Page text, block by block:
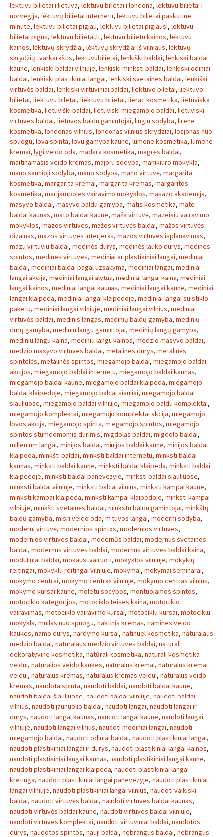
lektuvu bilietai i lietuva, lektuvu bilietai i londona, lektuvu bilietai i
norvegija, lėktuvų bilietai internetu, lektuvu bilietai paskutine
minute, lektuvu bilietai pigiau, lektuvu bilietai pigiausi, lektuvu
bilietai pigus, lektuvu bilietai.lt, lektuvu bilietu kainos, lektuvu
kainos, lėktuvų skrydžiai, lėktuvų skrydžiai iš vilniaus, lėktuvų
skrydžių tvarkaraštis, lektuvubilietai, lenkiški baldai, lenkiski baldai
kaune, lenkiski baldai vilniuje, lenkiski minksti baldai, lenkiski odiniai
baldai, lenkiski plastikiniai langai, lenkiski svetaines baldai, lenkiški
virtuvės baldai, lenkiski virtuviniai baldai, liektuvo biletai, liektuvo
bilietai, liektuvu biletai, liektuvu bilietai, lierac kosmetika, lietuviska
kosmetika, lietuviški baldai, lietuviski miegamojo baldai, lietuviski
virtuves baldai, lietuvos baldu gamintojai, lingiu sodyba, lirene
kosmetika, londonas vilnius, londonas vilnius skrydziai, losjonas nuo
spuogu, lova spinta, lovu gamyba kaune, lumene kosmetika, lumene
kremai, lygi veido oda, madara kosmetika, magrės baldai,
maitinamasis veido kremas, majoru sodyba, manikiuro mokykla,
mano saunioji sodyba, mano sodyba, mano virtuvė, margarita
kosmetika, margarita kremai, margarita kremas, margaritos
kosmetika, marijampoles vairavimo mokyklos, masazo akademija,
masyvo baldai, masyvo baldu gamyba, matis kosmetika, mato
baldai kaunas, mato baldai kaune, maža virtuvė, mazeikiu vairavimo
mokyklos, mazos virtuves, mažos virtuvės baldai, mažos virtuvės
dizainas, mazos virtuves interjeras, mazos virtuves isplanavimas,
mazu virtuviu baldai, medinės durys, medinės lauko durys, medines
spintos, medines virtuves, mediniai ar plastikiniai langai, mediniai
baldai, mediniai baldai pagal uzsakyma, mediniai langai, mediniai
langai akcija, mediniai langai alytus, mediniai langai kaina, mediniai
langai kainos, mediniai langai kaunas, mediniai langai kaune, mediniai
langai klaipeda, mediniai langai klaipedoje, mediniai langai su stiklo
paketu, mediniai langai vilniuje, mediniai langai vilnius, mediniai
virtuvės baldai, medinis langas, medinių baldų gamyba, medinių
durų gamyba, mediniu langu gamintojai, medinių langų gamyba,
mediniu langu kaina, mediniu langu kainos, medzio masyvo baldai,
medzio masyvo virtuves baldai, metalines durys, metalinės
spintelės, metalinės spintos, miegamojo baldai, miegamojo baldai
akcijos, miegamojo baldai internetu, miegamojo baldai kaunas,
miegamojo baldai kaune, miegamojo baldai klaipeda, miegamojo
baldai klaipedoje, miegamojo baldai siauliai, miegamojo baldai
siauliuose, miegamojo baldai vilniuje, miegamojo baldu komplektai,
miegamojo komplektai, miegamojo komplektai akcija, miegamojo
lovos akcija, miegamojo spinta, miegamojo spintos, miegamojo
spintos stumdomomis durimis, migdolas baldai, migdolo baldai,
millenium langai, minijos baldai, minijos baldai kaune, minijos baldai
klaipeda, minkšti baldai, minksti baldai internetu, minksti baldai
kaunas, minksti baldai kaune, minksti baldai klaipeda, minksti baldai
klaipedoje, minksti baldai panevezyje, minksti baldai siauliuose,
minksti baldai vilniuje, minksti baldai vilnius, minksti kampai kaune,
minksti kampai klaipeda, minksti kampai klaipedoje, minksti kampai
vilniuje, minkšti svetainės baldai, minkstu baldu gamintojai, minkštų
baldų gamyba, misri veido oda, mituvos langai, moderni sodyba,
moderni virtuvė, modernios spintos, modernios virtuves,
modernios virtuves baldai, modernūs baldai, modernus svetaines
baldai, modernus virtuves baldai, modernus virtuves baldai kaina,
moduliniai baldai, mokausi vairuoti, mokyklos vilniuje, mokyklų
reitingai, mokyklu reitingai vilniuje, mokymai, mokymai seminarai,
mokymo centrai, mokymo centras vilniuje, mokymo centras vilnius,
mokymo kursai kaune, moletu sodybos, montuojamos spintos,
motociklo kategorijos, motociklo teises kaina, motociklo
vairavimas, motociklo vairavimo kursai, motociklu kursai, motociklu
mokykla, muilas nuo spuogu, naktinis kremas, namines veido
kaukes, namo durys, nardymo kursai, natinuel kosmetika, naturalaus
medzio baldai, naturalaus medzio virtuves baldai, naturali
dekoratyvine kosmetika, natūrali kosmetika, naturali kosmetika
veidui, naturalios veido kaukes, naturalus kremai, naturalus kremai
veidui, naturalus kremas, naturalus kremas veidui, naturalus veido
kremas, naudota spinta, naudoti baldai, naudoti baldai kaune,
naudoti baldai šiauliuose, naudoti baldai vilniuje, naudoti baldai
vilnius, naudoti jaunuolio baldai, naudoti langai, naudoti langai ir
durys, naudoti langai kaunas, naudoti langai kaune, naudoti langai
vilniuje, naudoti langai vilnius, naudoti mediniai langai, naudoti
miegamojo baldai, naudoti odiniai baldai, naudoti plastikiniai langai,
naudoti plastikiniai langai ir durys, naudoti plastikiniai langai kainos,
naudoti plastikiniai langai kaunas, naudoti plastikiniai langai kaune,
naudoti plastikiniai langai klaipeda, naudoti plastikiniai langai
kretinga, naudoti plastikiniai langai panevezyje, naudoti plastikiniai
langai vilniuje, naudoti plastikiniai langai vilnius, naudoti vaikiski
baldai, naudoti virtuvės baldai, naudoti virtuves baldai kaunas,
naudoti virtuvės baldai kaune, naudoti virtuves baldai vilniuje,
naudoti virtuves komplektai, naudoti virtuviniai baldai, naudotos
durys, naudotos spintos, nauji baldai, nebrangus baldai, nebrangus